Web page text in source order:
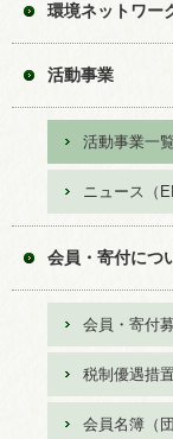
環境ネットワー
活動事業
活動事業一覧
ニュース（
会員・寄付につ
会員・寄付
税制優遇措
会員名簿（